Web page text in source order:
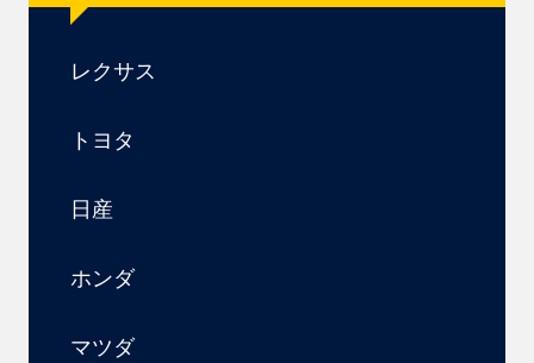
レクサス
トヨタ
日産
ホンダ
マツダ